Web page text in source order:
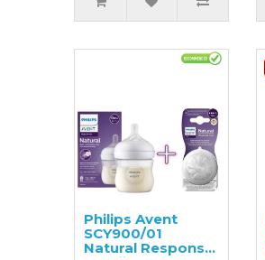
Philips Avent
SCY900/01
Natural Response